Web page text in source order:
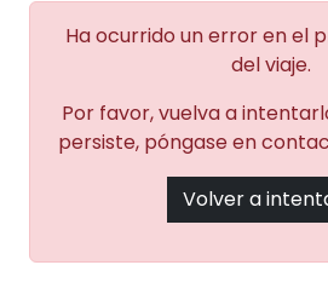
Ha ocurrido un error en el
del viaje.
Por favor, vuelva a
persiste, póngase en
Volver a